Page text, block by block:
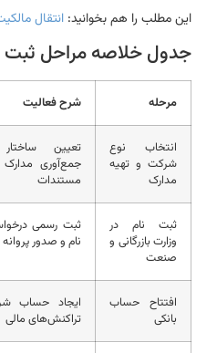
این مطلب را هم بخوانید: انتقال
جدول خلاصه مراحل
مرحله شرح فعالیت
انتخاب نوع
شرکت و تهیه
مدارک
تعیین
جمع‌آوری
مستندات
ثبت نام در
وزارت بازرگانی و
صنعت
ثبت رسمی
نام و صدور پروانه
افتتاح حساب
بانکی
ایجاد حساب
تراکنش‌های مالی